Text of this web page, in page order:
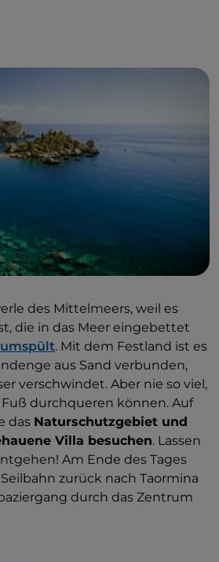
des Mittelmeers, weil es
die in das Meer eingebettet
. Mit dem Festland ist es
aus Sand verbunden,
verschwindet. Aber nie so viel,
Fuß durchqueren können. Auf
das Naturschutzgebiet und
Villa besuchen. Lassen
Am Ende des Tages
zurück nach Taormina
durch das Zentrum